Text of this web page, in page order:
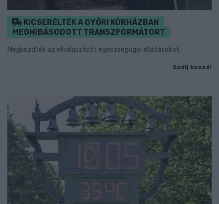
KICSERÉLTÉK A GYŐRI KÓRHÁZBAN
MEGHIBÁSODOTT TRANSZFORMÁTORT
Megkezdték az elhalasztott egészségügyi ellátásokat.
Szólj hozzá!